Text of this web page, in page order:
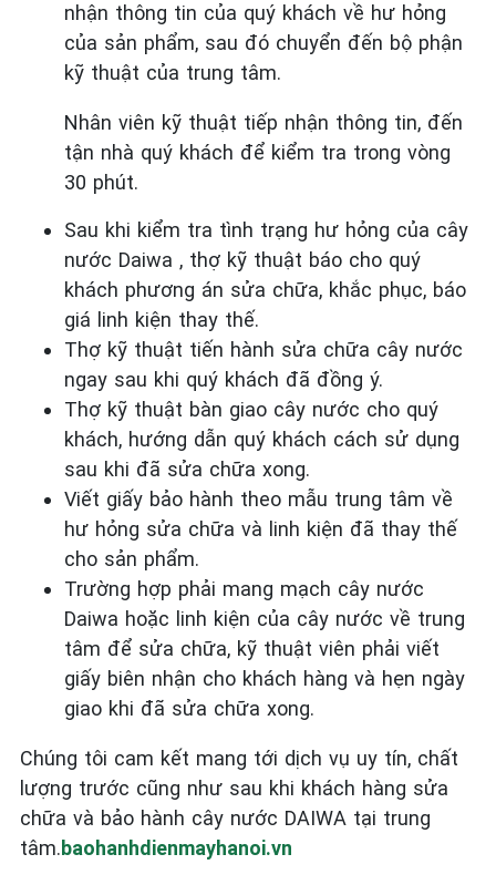
nhận thông tin của quý khách về hư hỏng
của sản phẩm, sau đó chuyển đến bộ phận
kỹ thuật của trung tâm.
Nhân viên kỹ thuật tiếp nhận thông tin, đến
tận nhà quý khách để kiểm tra trong vòng
30 phút.
Sau khi kiểm tra tình trạng hư hỏng của cây
nước Daiwa , thợ kỹ thuật báo cho quý
khách phương án sửa chữa, khắc phục, báo
giá linh kiện thay thế.
Thợ kỹ thuật tiến hành sửa chữa cây nước
ngay sau khi quý khách đã đồng ý.
Thợ kỹ thuật bàn giao cây nước cho quý
khách, hướng dẫn quý khách cách sử dụng
sau khi đã sửa chữa xong.
Viết giấy bảo hành theo mẫu trung tâm về
hư hỏng sửa chữa và linh kiện đã thay thế
cho sản phẩm.
Trường hợp phải mang mạch cây nước
Daiwa hoặc linh kiện của cây nước về trung
tâm để sửa chữa, kỹ thuật viên phải viết
giấy biên nhận cho khách hàng và hẹn ngày
giao khi đã sửa chữa xong.
Chúng tôi cam kết mang tới dịch vụ uy tín, chất
lượng trước cũng như sau khi khách hàng sửa
chữa và bảo hành cây nước DAIWA tại trung
tâm.baohanhdienmayhanoi.vn